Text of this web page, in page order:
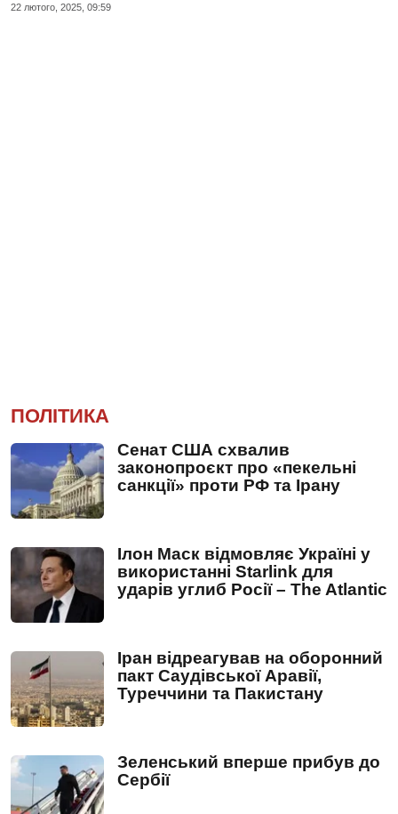
22 лютого, 2025, 09:59
ПОЛІТИКА
Сенат США схвалив
законопроєкт про «пекельні
санкції» проти РФ та Ірану
Ілон Маск відмовляє Україні у
використанні Starlink для
ударів углиб Росії – The Atlantic
Іран відреагував на оборонний
пакт Саудівської Аравії,
Туреччини та Пакистану
Зеленський вперше прибув до
Сербії